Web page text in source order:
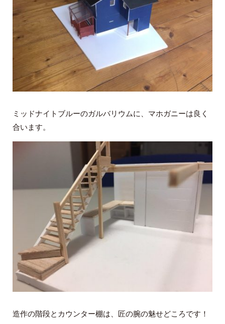
ミッドナイトブルーのガルバリウムに、マホガニーは良く
合います。
造作の階段とカウンター棚は、匠の腕の魅せどころです！